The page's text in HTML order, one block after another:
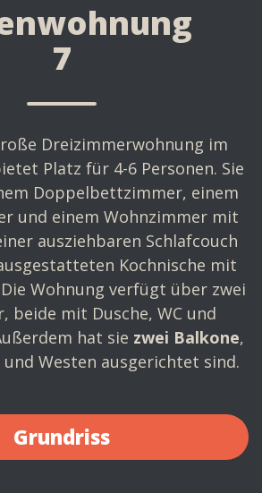
7
Dreizimmerwohnung im
Platz für 4-6 Personen. Sie
Doppelbettzimmer, einem
und einem Wohnzimmer mit
ausziehbaren Schlafcouch
Kochnische mit
Wohnung verfügt über zwei
beide mit Dusche, WC und
hat sie zwei Balkone,
und Westen ausgerichtet sind.
Grundriss